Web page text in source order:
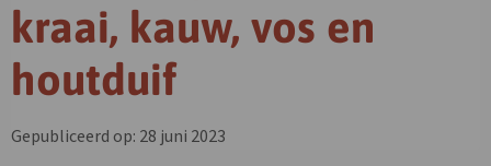
kraai, kauw, vos en
houtduif
Gepubliceerd op: 28 juni 2023